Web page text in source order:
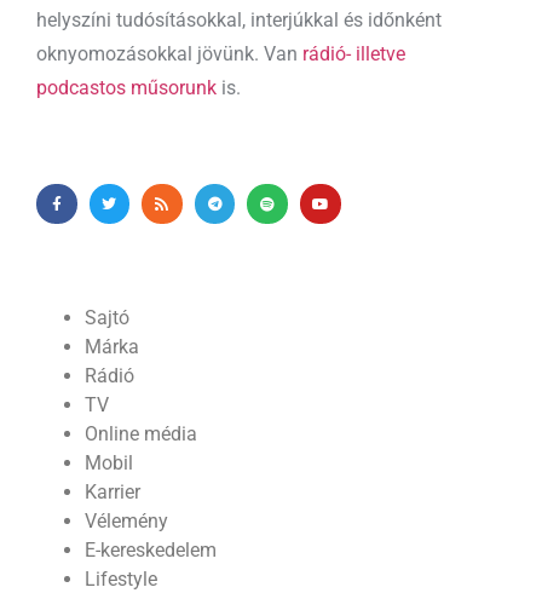
helyszíni tudósításokkal, interjúkkal és időnként
oknyomozásokkal jövünk. Van rádió- illetve
podcastos műsorunk is.
Sajtó
Márka
Rádió
TV
Online média
Mobil
Karrier
Vélemény
E-kereskedelem
Lifestyle